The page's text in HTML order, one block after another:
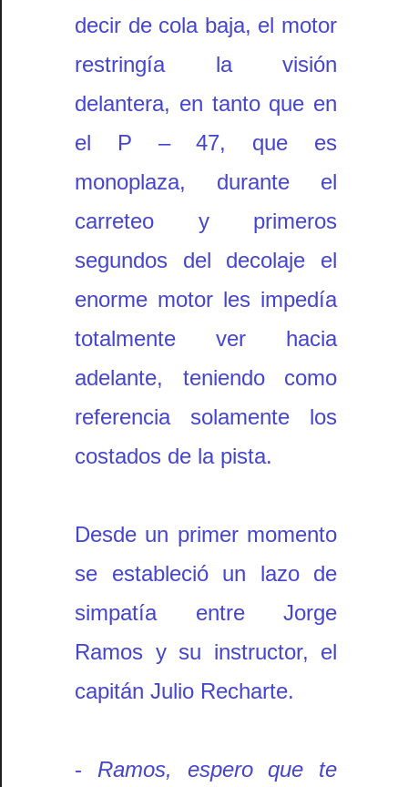
decir de cola baja, el motor
restringía la visión
delantera, en tanto que en
el P – 47, que es
monoplaza, durante el
carreteo y primeros
segundos del decolaje el
enorme motor les impedía
totalmente ver hacia
adelante, teniendo como
referencia solamente los
costados de la pista.
Desde un primer momento
se estableció un lazo de
simpatía entre Jorge
Ramos y su instructor, el
capitán Julio Recharte.
- Ramos, espero que te